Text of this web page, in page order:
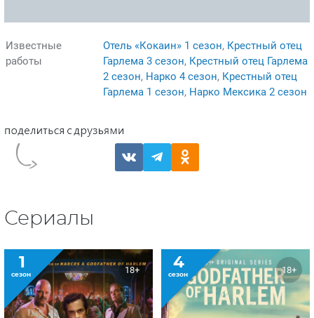
Известные
работы
Отель «Кокаин» 1 сезон, Крестный отец
Гарлема 3 сезон, Крестный отец Гарлема
2 сезон, Нарко 4 сезон, Крестный отец
Гарлема 1 сезон, Нарко Мексика 2 сезон
Сериалы
1
сезон 18+ 4
сезон 18+